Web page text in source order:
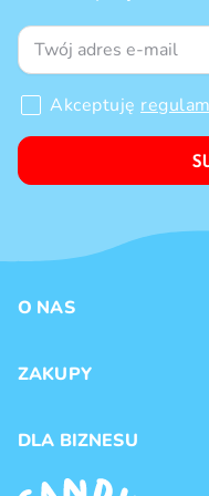
Akceptuję
O NAS
Sklepy
ZAKUPY
Dostawa
Regulamin
DLA BIZNESU
Franczyza